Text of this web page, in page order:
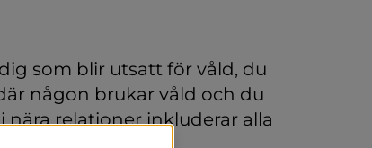
som blir utsatt för våld, du
någon brukar våld och du
relationer inkluderar alla